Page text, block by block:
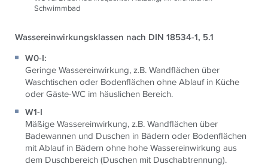
Schwimmbad
Wassereinwirkungsklassen nach DIN 18534-1, 5.1
W0-I:
Geringe Wassereinwirkung, z.B. Wandflächen über
Waschtischen oder Bodenflächen ohne Ablauf in Küche
oder Gäste-WC im häuslichen Bereich.
W1-I
Mäßige Wassereinwirkung, z.B. Wandflächen über
Badewannen und Duschen in Bädern oder Bodenflächen
mit Ablauf in Bädern ohne hohe Wassereinwirkung aus
dem Duschbereich (Duschen mit Duschabtrennung).